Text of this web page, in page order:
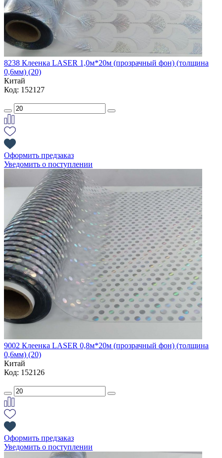
8238 Клеенка LASER 1,0м*20м (прозрачный фон) (толщина
0,6мм) (20)
Китай
Код: 152127
Оформить предзаказ
Уведомить о поступлении
9002 Клеенка LASER 0,8м*20м (прозрачный фон) (толщина
0,6мм) (20)
Китай
Код: 152126
Оформить предзаказ
Уведомить о поступлении